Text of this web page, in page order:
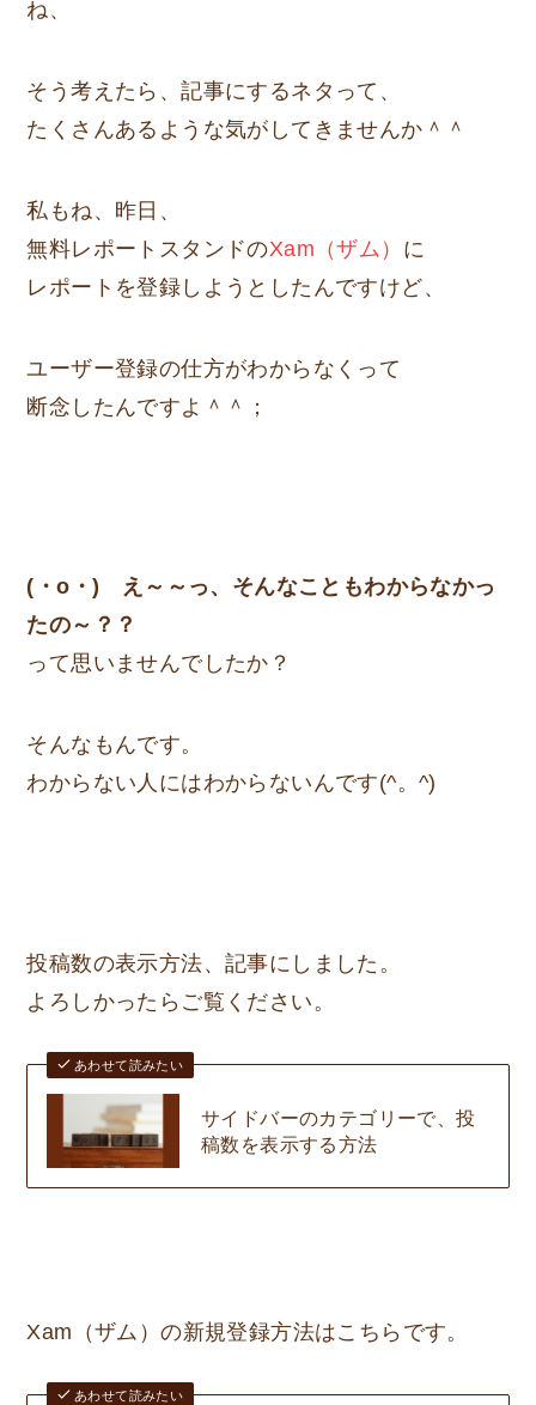
ね、
そう考えたら、記事にするネタって、
たくさんあるような気がしてきませんか＾＾
私もね、昨日、
無料レポートスタンドのXam（ザム） に
レポートを登録しようとしたんですけど、
ユーザー登録の仕方がわからなくって
断念したんですよ＾＾；
(・o・) え～～っ、そんなこともわからなかっ
たの～？？
って思いませんでしたか？
そんなもんです。
わからない人にはわからないんです(^。^)
投稿数の表示方法、記事にしました。
よろしかったらご覧ください。
あわせて読みたい
サイドバーのカテゴリーで、投
稿数を表示する方法
Xam（ザム）の新規登録方法はこちらです。
あわせて読みたい